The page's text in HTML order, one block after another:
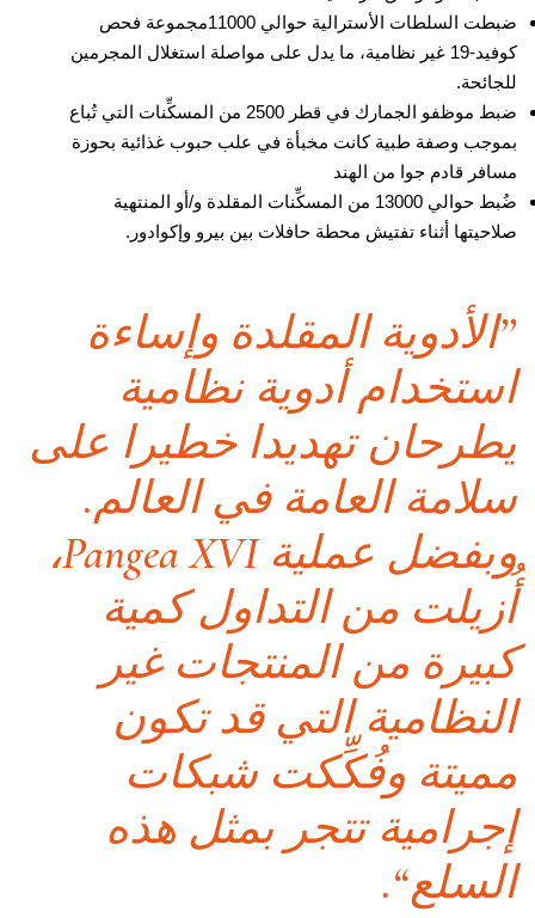
ضبطت السلطات الأسترالية حوالي 11000مجموعة فحص
كوفيد-19 غير نظامية، ما يدل على مواصلة استغلال المجرمين
للجائحة.
ضبط موظفو الجمارك في قطر 2500 من المسكِّنات التي تُباع
بموجب وصفة طبية كانت مخبأة في علب حبوب غذائية بحوزة
مسافر قادم جوا من الهند
ضُبط حوالي 13000 من المسكِّنات المقلدة و/أو المنتهية
صلاحيتها أثناء تفتيش محطة حافلات بين بيرو وإكوادور.
’’الأدوية المقلدة وإساءة
استخدام أدوية نظامية
يطرحان تهديدا خطيرا على
سلامة العامة في العالم.
وبفضل عملية Pangea XVI،
أُزيلت من التداول كمية
كبيرة من المنتجات غير
النظامية التي قد تكون
مميتة وفُكِّكت شبكات
إجرامية تتجر بمثل هذه
السلع‘‘.